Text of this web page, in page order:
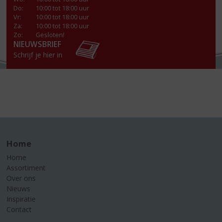
Do:
10:00 tot 18:00 uur
Vr:
10:00 tot 18:00 uur
Za:
10:00 tot 18:00 uur
Zo:
Gesloten!
NIEUWSBRIEF
Schrijf je hier in
Home
Home
Assortiment
Over ons
Nieuws
Inspiratie
Contact